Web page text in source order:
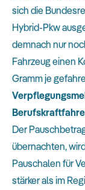
sich die
Hybrid-Pkw
demnach nur
Fahrzeug einen
Gramm je
Der
übernachten,
Pauschalen für
stärker als im